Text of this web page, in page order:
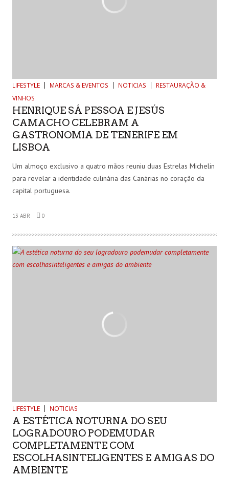
LIFESTYLE MARCAS & EVENTOS NOTICIAS
RESTAURAÇÃO &
VINHOS
HENRIQUE SÁ PESSOA E JESÚS
CAMACHO CELEBRAM A
GASTRONOMIA DE TENERIFE EM
LISBOA
Um almoço exclusivo a quatro mãos reuniu duas Estrelas Michelin
para revelar a identidade culinária das Canárias no coração da
capital portuguesa.
13 ABR 0
LIFESTYLE NOTICIAS
A ESTÉTICA NOTURNA DO SEU
LOGRADOURO PODEMUDAR
COMPLETAMENTE COM
ESCOLHASINTELIGENTES E AMIGAS DO
AMBIENTE